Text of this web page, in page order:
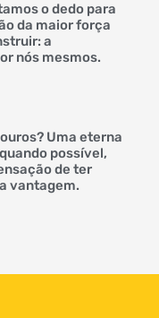
o dedo para
da maior força
a
nós mesmos.
Uma eterna
possível,
de ter
vantagem.